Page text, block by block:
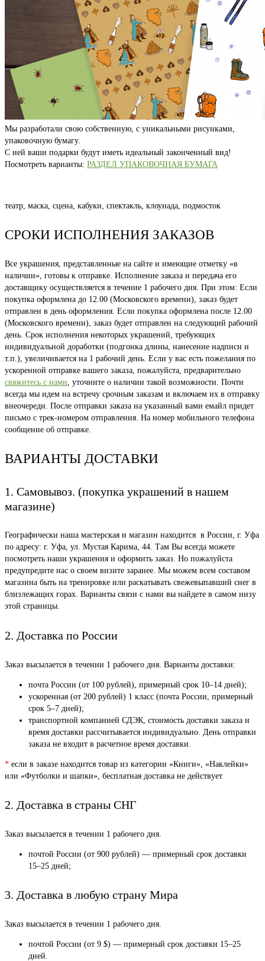
Мы разработали свою собственную, с уникальными рисунками,
упаковочную бумагу.
С ней ваши подарки будут иметь идеальный законченный вид!
Посмотреть варианты: РАЗДЕЛ УПАКОВОЧНАЯ БУМАГА
театр, маска, сцена, кабуки, спектакль, клоунада, подмосток
СРОКИ ИСПОЛНЕНИЯ ЗАКАЗОВ
Все украшения, представленные на сайте и имеющие отметку «в
наличии», готовы к отправке. Исполнение заказа и передача его
доставщику осуществляется в течение 1 рабочего дня. При этом: Если
покупка оформлена до 12.00 (Московского времени), заказ будет
отправлен в день оформления. Если покупка оформлена после 12.00
(Московского времени), заказ будет отправлен на следующий рабочий
день. Срок исполнения некоторых украшений, требующих
индивидуальной доработки (подгонка длины, нанесение надписи и
т.п.), увеличивается на 1 рабочий день. Если у вас есть пожелания по
ускоренной отправке вашего заказа, пожалуйста, предварительно
свяжитесь с нами, уточните о наличии такой возможности. Почти
всегда мы идем на встречу срочным заказам и включаем их в отправку
внеочереди. После отправки заказа на указанный вами емайл придет
письмо с трек-номером отправления. На номер мобильного телефона
сообщение об отправке.
ВАРИАНТЫ ДОСТАВКИ
1. Самовывоз. (покупка украшений в нашем
магазине)
Географически наша мастерская и магазин находится в России, г. Уфа
по адресу: г. Уфа, ул. Мустая Карима, 44. Там Вы всегда можете
посмотреть наши украшения и оформить заказ. Но пожалуйста
предупредите нас о своем визите заранее. Мы можем всем составом
магазина быть на тренировке или раскатывать свежевыпавший снег в
близлежащих горах. Варианты связи с нами вы найдете в самом низу
этой страницы.
2. Доставка по России
Заказ высылается в течении 1 рабочего дня. Варианты доставки:
почта России (от 100 рублей), примерный срок 10–14 дней);
ускоренная (от 200 рублей) 1 класс (почта России, примерный
срок 5–7 дней);
транспортной компанией СДЭК, стоимость доставки заказа и
время доставки рассчитывается индивидуально. День отправки
заказа не входит в расчетное время доставки.
* если в заказе находится товар из категории «Книги», «Наклейки»
или «Футболки и шапки», бесплатная доставка не действует
2. Доставка в страны СНГ
Заказ высылается в течении 1 рабочего дня.
почтой России (от 900 рублей) — примерный срок доставки
15–25 дней;
3. Доставка в любую страну Мира
Заказ высылается в течении 1 рабочего дня.
почтой России (от 9 $) — примерный срок доставки 15–25
дней.